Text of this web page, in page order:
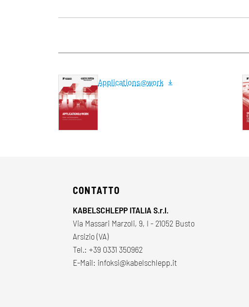
Applications@work
CONTATTO
KABELSCHLEPP ITALIA S.r.l.
Via Massari Marzoli, 9, I - 21052 Busto
Arsizio (VA)
Tel.: +39 0331 350962
E-Mail: infoksi@kabelschlepp.it